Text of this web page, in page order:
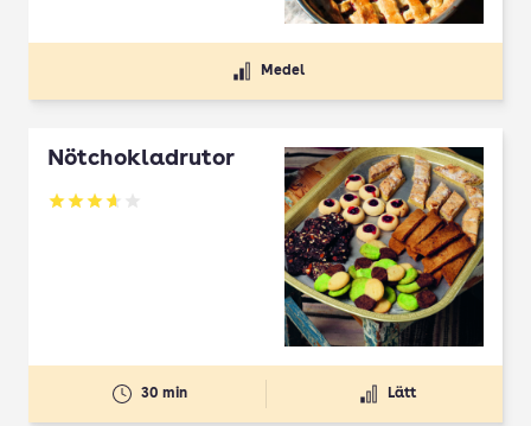
Medel
Nötchokladrutor
Betyg: 3.65 av 5
30 min Lätt